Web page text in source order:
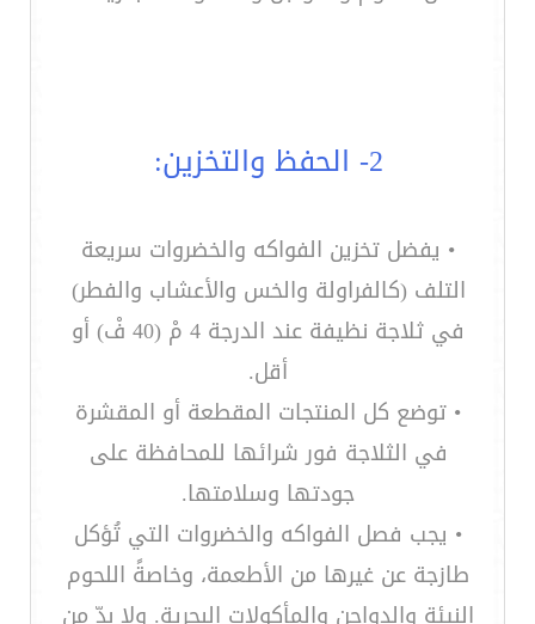
2- الحفظ والتخزين:
• يفضل تخزين الفواكه والخضروات سريعة
التلف (كالفراولة والخس والأعشاب والفطر)
في ثلاجة نظيفة عند الدرجة 4 مْ (40 فْ) أو
أقل.
• توضع كل المنتجات المقطعة أو المقشرة
في الثلاجة فور شرائها للمحافظة على
جودتها وسلامتها.
• يجب فصل الفواكه والخضروات التي تُؤكل
طازجة عن غيرها من الأطعمة، وخاصةً اللحوم
النيئة والدواجن والمأكولات البحرية. ولا بدّ من